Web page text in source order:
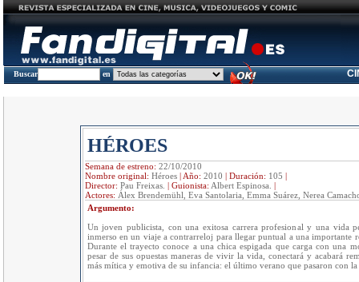
Buscar en
HÉROES
Semana de estreno: 22/10/2010
Nombre original: Héroes| Año: 2010 | Duración: 105 |
Director: Pau Freixas. | Guionista: Albert Espinosa. |
Actores: Álex Brendemühl, Eva Santolaria, Emma Suárez, Nerea
Argumento:
Un joven publicista, con una exitosa carrera profesional y una vida
inmerso en un viaje a contrarreloj para llegar puntual a una importante
Durante el trayecto conoce a una chica espigada que carga con una
pesar de sus opuestas maneras de vivir la vida, conectará y acabará
más mítica y emotiva de su infancia: el último verano que pasaron con